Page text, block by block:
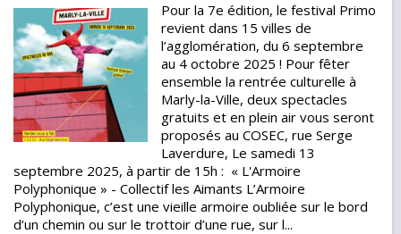
Pour la 7e édition, le festival Primo
revient dans 15 villes de
l’agglomération, du 6 septembre
au 4 octobre 2025 ! Pour fêter
ensemble la rentrée culturelle à
Marly-la-Ville, deux spectacles
gratuits et en plein air vous seront
proposés au COSEC, rue Serge
Laverdure, Le samedi 13
septembre 2025, à partir de 15h : « L'Armoire
Polyphonique » - Collectif les Aimants L’Armoire
Polyphonique, c’est une vieille armoire oubliée sur le bord
d’un chemin ou sur le trottoir d’une rue, sur l...